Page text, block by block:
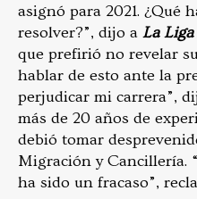
asignó para 2021. ¿Qué
resolver?”, dijo a La Liga
que prefirió no revelar
hablar de esto ante la
perjudicar mi carrera”,
más de 20 años de
debió tomar
Migración y Cancillería.
ha sido un fracaso”,